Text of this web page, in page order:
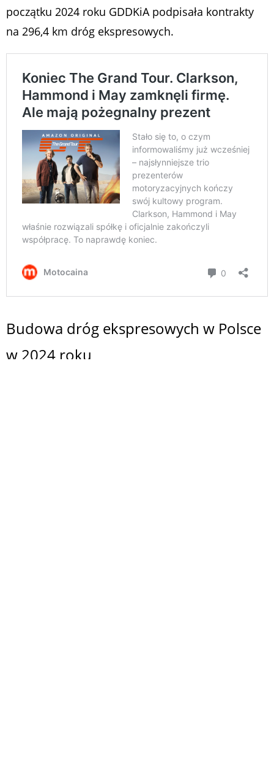
początku 2024 roku GDDKiA podpisała kontrakty
na 296,4 km dróg ekspresowych.
Budowa dróg ekspresowych w Polsce
w 2024 roku